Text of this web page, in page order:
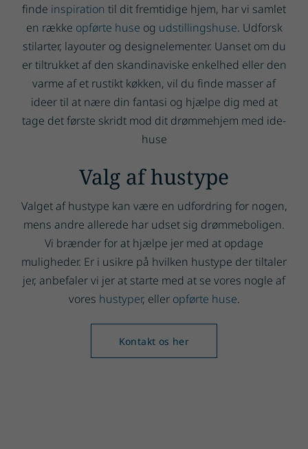
finde inspiration til dit fremtidige hjem, har vi samlet
en række opførte huse og udstillingshuse. Udforsk
stilarter, layouter og designelementer. Uanset om du
er tiltrukket af den skandinaviske enkelhed eller den
varme af et rustikt køkken, vil du finde masser af
ideer til at nære din fantasi og hjælpe dig med at
tage det første skridt mod dit drømmehjem med ide-
huse
Valg af hustype
Valget af hustype kan være en udfordring for nogen,
mens andre allerede har udset sig drømmeboligen.
Vi brænder for at hjælpe jer med at opdage
muligheder. Er i usikre på hvilken hustype der tiltaler
jer, anbefaler vi jer at starte med at se vores nogle af
vores hustyper, eller opførte huse.
Kontakt os her